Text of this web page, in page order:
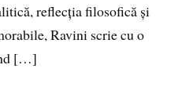
reflecția filosofică și
Ravini scrie cu o
[…]